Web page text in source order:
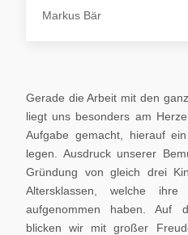
Markus Bär
Gerade die Arbeit mit den
liegt uns besonders am
Aufgabe gemacht, hierauf
legen. Ausdruck unserer
Gründung von gleich drei
Altersklassen, welche ihre
aufgenommen haben. Auf
blicken wir mit großer